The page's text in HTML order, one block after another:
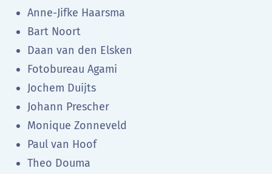
Anne-Jifke Haarsma
Bart Noort
Daan van den Elsken
Fotobureau Agami
Jochem Duijts
Johann Prescher
Monique Zonneveld
Paul van Hoof
Theo Douma